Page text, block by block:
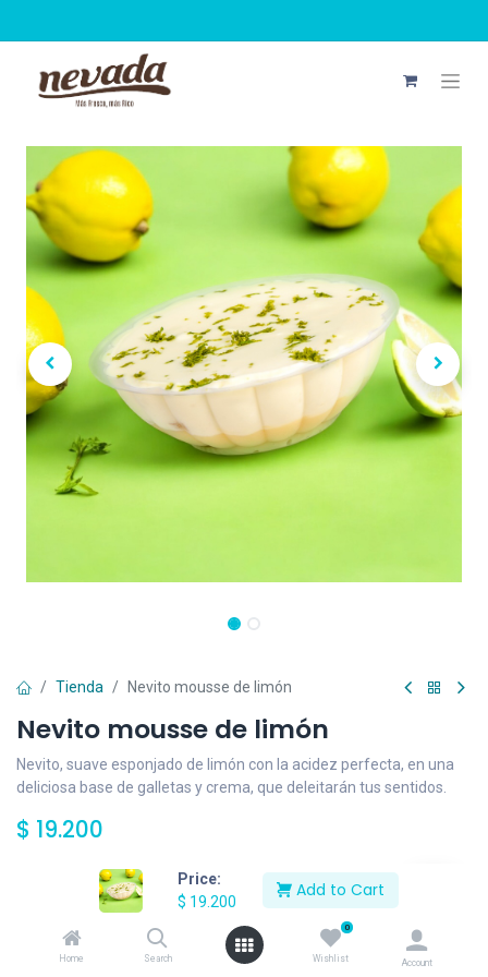
Price:
$ 19.200
Add to Cart
Home Search
0
Wishlist Account
Tienda Nevito mousse de limón
Nevito mousse de limón
Nevito, suave esponjado de limón con la acidez perfecta, en una
deliciosa base de galletas y crema, que deleitarán tus sentidos.
$ 19.200
Añadir al carrito
Agregar a la lista de deseos